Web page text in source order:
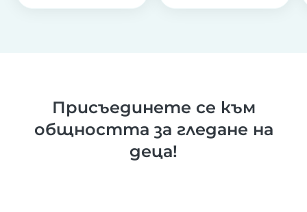
Присъединете се към
общността за гледане на
деца!